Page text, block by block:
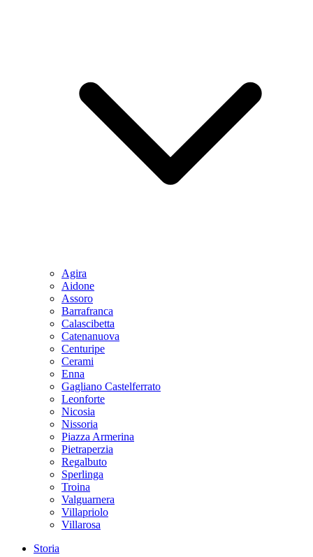
Agira
Aidone
Assoro
Barrafranca
Calascibetta
Catenanuova
Centuripe
Cerami
Enna
Gagliano Castelferrato
Leonforte
Nicosia
Nissoria
Piazza Armerina
Pietraperzia
Regalbuto
Sperlinga
Troina
Valguarnera
Villapriolo
Villarosa
Storia